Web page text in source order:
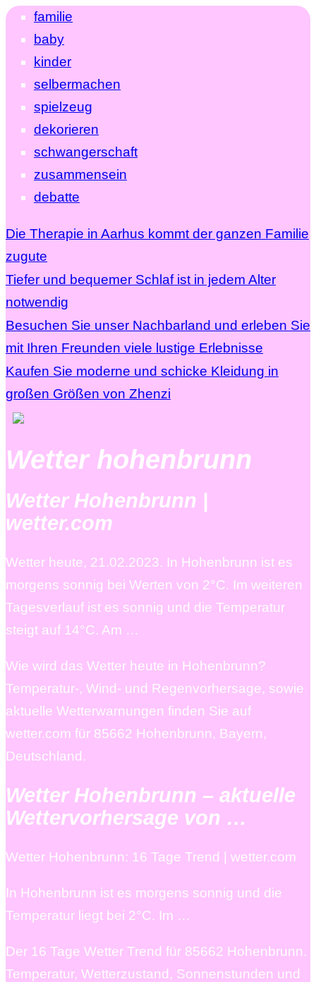
familie
baby
kinder
selbermachen
spielzeug
dekorieren
schwangerschaft
zusammensein
debatte
Die Therapie in Aarhus kommt der ganzen Familie
zugute
Tiefer und bequemer Schlaf ist in jedem Alter
notwendig
Besuchen Sie unser Nachbarland und erleben Sie
mit Ihren Freunden viele lustige Erlebnisse
Kaufen Sie moderne und schicke Kleidung in
großen Größen von Zhenzi
Wetter hohenbrunn
Wetter Hohenbrunn |
wetter.com
Wetter heute, 21.02.2023. In Hohenbrunn ist es
morgens sonnig bei Werten von 2°C. Im weiteren
Tagesverlauf ist es sonnig und die Temperatur
steigt auf 14°C. Am …
Wie wird das Wetter heute in Hohenbrunn?
Temperatur-, Wind- und Regenvorhersage, sowie
aktuelle Wetterwarnungen finden Sie auf
wetter.com für 85662 Hohenbrunn, Bayern,
Deutschland.
Wetter Hohenbrunn – aktuelle
Wettervorhersage von …
Wetter Hohenbrunn: 16 Tage Trend | wetter.com
In Hohenbrunn ist es morgens sonnig und die
Temperatur liegt bei 2°C. Im …
Der 16 Tage Wetter Trend für 85662 Hohenbrunn.
Temperatur, Wetterzustand, Sonnenstunden und